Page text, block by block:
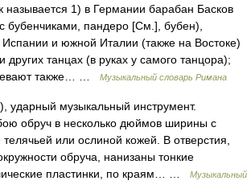
называется 1) в Германии барабан Басков
бубенчиками, пандеро [См.], бубен),
и южной Италии (также на Востоке)
других танцах (в руках у самого танцора);
также… …
Музыкальный словарь Римана
ударный музыкальный инструмент.
обруч в несколько дюймов ширины с
или ослиной кожей. В отверстия,
обруча, нанизаны тонкие
пластинки, по краям… …
Музыкальный